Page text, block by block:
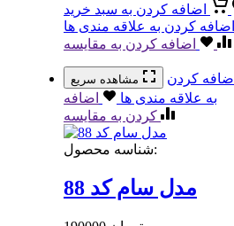
اضافه کردن به سبد خرید
اضافه کردن به علاقه مندی ها
اضافه کردن به مقایسه
مشاهده سریع
اضافه کردن
به علاقه مندی ها
اضافه
کردن به مقایسه
شناسه محصول:
مدل سام کد 88